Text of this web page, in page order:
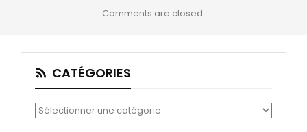
Comments are closed.
CATÉGORIES
Catégories